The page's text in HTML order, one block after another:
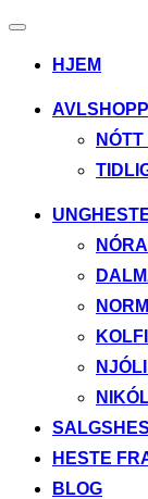
Slå
til/fra
HJEM
HESTE
BLOG